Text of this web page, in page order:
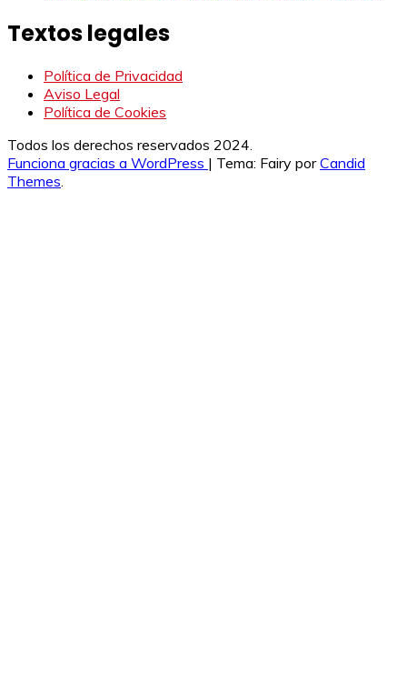
Textos legales
Política de Privacidad
Aviso Legal
Política de Cookies
Todos los derechos reservados 2024.
Funciona gracias a WordPress | Tema: Fairy porCandid
Themes.